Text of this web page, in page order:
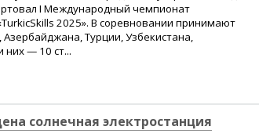
I Международный чемпионат
2025». В соревновании принимают
Азербайджана, Турции, Узбекистана,
них — 10 ст...
солнечная электростанция